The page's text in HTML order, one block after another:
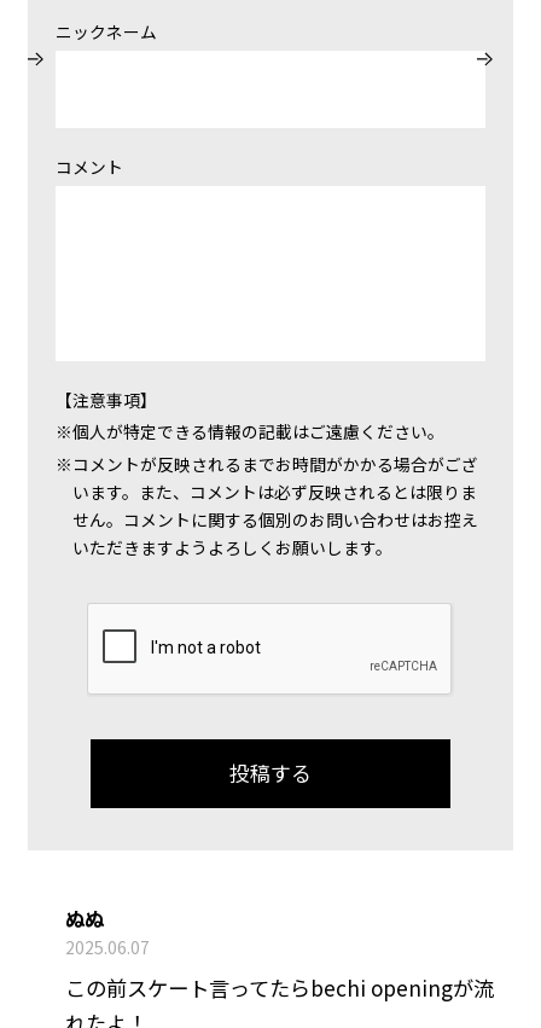
ニックネーム
コメント
【注意事項】
個人が特定できる情報の記載はご遠慮ください。
コメントが反映されるまでお時間がかかる場合がござ
います。また、コメントは必ず反映されるとは限りま
せん。コメントに関する個別のお問い合わせはお控え
いただきますようよろしくお願いします。
ぬぬ
2025.06.07
この前スケート言ってたらbechi openingが流
れたよ！